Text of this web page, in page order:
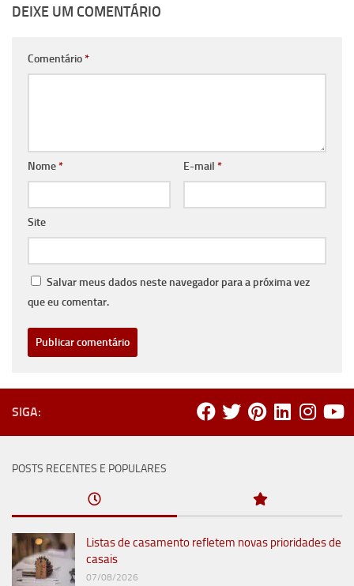
DEIXE UM COMENTÁRIO
Comentário*
Nome* E-mail *
Site
Salvar meus dados neste navegador para a próxima vez
que eu comentar.
SIGA:
POSTS RECENTES E POPULARES
Listas de casamento refletem novas prioridades de
casais
07/08/2026